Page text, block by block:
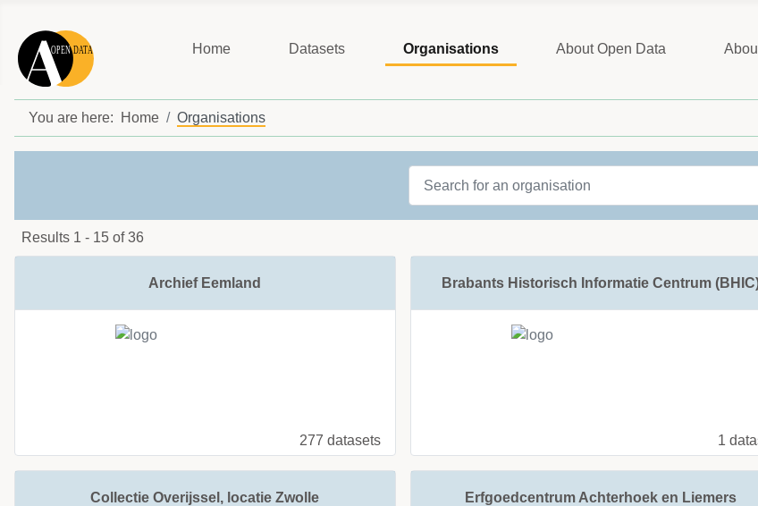
Home Datasets Organisations About Open Data
You are here: Home Organisations
Select
Results 1 - 15 of 36
Archief Eemland
277 datasets
Brabants Historisch Informatie Centrum
1
Collectie Overijssel, locatie Zwolle Erfgoedcentrum Achterhoek en Liemers